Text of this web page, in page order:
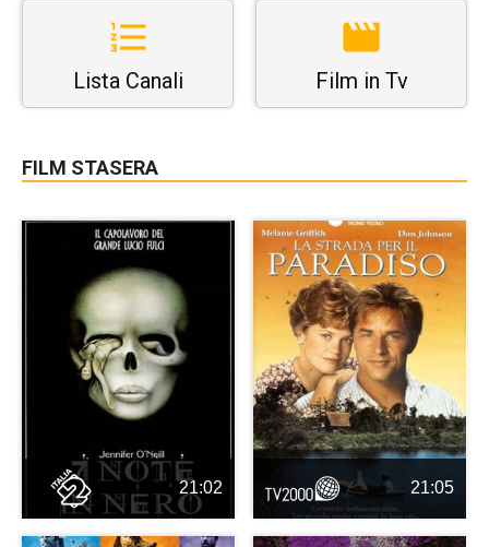
Lista Canali Film in Tv
FILM STASERA
21:02 21:05